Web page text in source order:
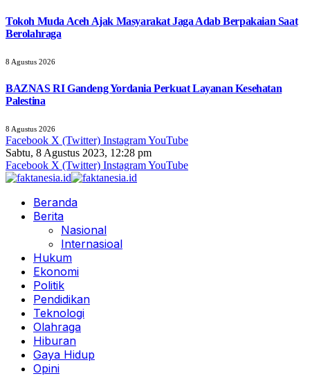
Tokoh Muda Aceh Ajak Masyarakat Jaga Adab Berpakaian Saat
Berolahraga
8 Agustus 2026
BAZNAS RI Gandeng Yordania Perkuat Layanan Kesehatan
Palestina
8 Agustus 2026
Facebook X (Twitter) InstagramYouTube
Sabtu, 8 Agustus 2023, 12:28 pm
Facebook X (Twitter) InstagramYouTube
Beranda
Berita
Nasional
Internasioal
Hukum
Ekonomi
Politik
Pendidikan
Teknologi
Olahraga
Hiburan
Gaya Hidup
Opini